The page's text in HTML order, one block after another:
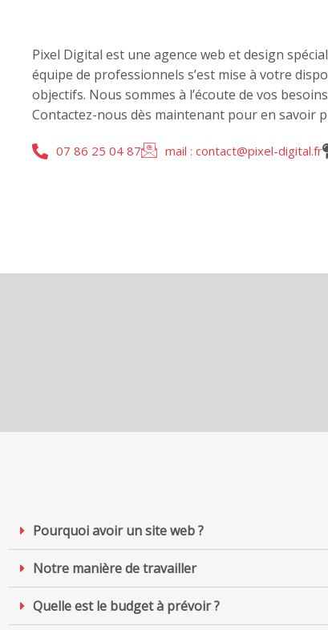
Pixel Digital est une agence web et design
équipe de professionnels s’est mise à votre
objectifs. Nous sommes à l’écoute de vos
Contactez-nous dès maintenant pour en savoir
07 86 25 04 87 mail : contact@pixel-digital.fr
Pourquoi avoir un site web ?
Notre manière de travailler
Quelle est le budget à prévoir ?